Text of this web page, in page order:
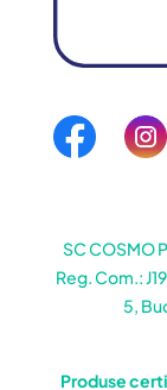
SC COSMO
Reg. Com.:
5,
Produse